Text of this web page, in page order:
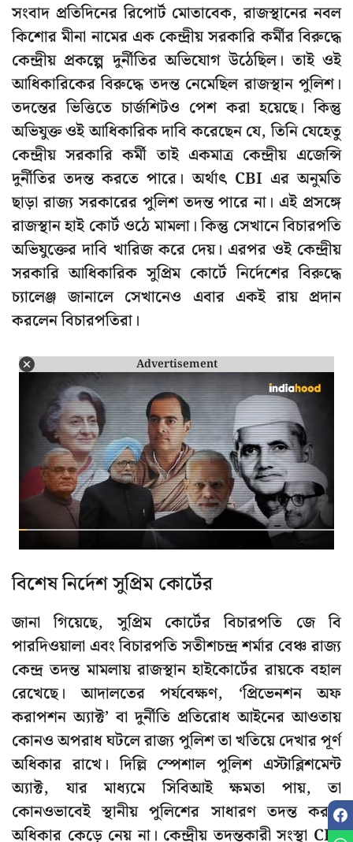
সংবাদ প্রতিদিনের রিপোর্ট মোতাবেক, রাজস্থানের নবল
কিশোর মীনা নামের এক কেন্দ্রীয় সরকারি কর্মীর বিরুদ্ধে
কেন্দ্রীয় প্রকল্পে দুর্নীতির অভিযোগ উঠেছিল। তাই ওই
আধিকারিকের বিরুদ্ধে তদন্ত নেমেছিল রাজস্থান পুলিশ।
তদন্তের ভিত্তিতে চার্জশিটও পেশ করা হয়েছে। কিন্তু
অভিযুক্ত ওই আধিকারিক দাবি করেছেন যে, তিনি যেহেতু
কেন্দ্রীয় সরকারি কর্মী তাই একমাত্র কেন্দ্রীয় এজেন্সি
দুর্নীতির তদন্ত করতে পারে। অর্থাৎ CBI এর অনুমতি
ছাড়া রাজ্য সরকারের পুলিশ তদন্ত পারে না। এই প্রসঙ্গে
রাজস্থান হাই কোর্ট ওঠে মামলা। কিন্তু সেখানে বিচারপতি
অভিযুক্তের দাবি খারিজ করে দেয়। এরপর ওই কেন্দ্রীয়
সরকারি আধিকারিক সুপ্রিম কোর্টে নির্দেশের বিরুদ্ধে
চ্যালেঞ্জ জানালে সেখানেও এবার একই রায় প্রদান
করলেন বিচারপতিরা।
Advertisement
বিশেষ নির্দেশ সুপ্রিম কোর্টের
জানা গিয়েছে, সুপ্রিম কোর্টের বিচারপতি জে বি
পারদিওয়ালা এবং বিচারপতি সতীশচন্দ্র শর্মার বেঞ্চ রাজ্য
কেন্দ্র তদন্ত মামলায় রাজস্থান হাইকোর্টের রায়কে বহাল
রেখেছে। আদালতের পর্যবেক্ষণ, ‘প্রিভেনশন অফ
করাপশন অ্যাক্ট’ বা দুর্নীতি প্রতিরোধ আইনের আওতায়
কোনও অপরাধ ঘটলে রাজ্য পুলিশ তা খতিয়ে দেখার পূর্ণ
অধিকার রাখে। দিল্লি স্পেশাল পুলিশ এস্টাব্লিশমেন্ট
অ্যাক্ট, যার মাধ্যমে সিবিআই ক্ষমতা পায়, তা
কোনওভাবেই স্থানীয় পুলিশের সাধারণ তদন্ত করার
অধিকার কেড়ে নেয় না। কেন্দ্রীয় তদন্তকারী সংস্থা CBI